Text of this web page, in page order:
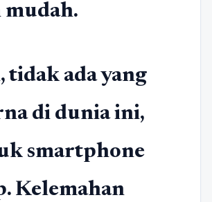
mudah.
tidak ada yang
di dunia ini,
smartphone
Kelemahan